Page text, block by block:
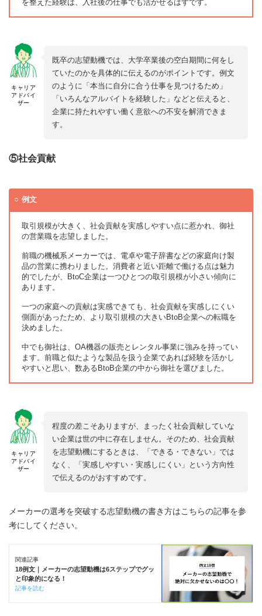
を整えた経験は、入社後の仕事でも活かせるはずです。
キャリア
アドバイ
ザー
既卒の志望動機では、大学卒業後の空白期間に何をし
ていたのかを具体的に伝えるのがポイントです。例文
のように「本当に自分に合う仕事を見つけるため」
「いろんなアルバイトを経験した」などと伝えると、
企業に持たれやすい働く意欲への不安を解消できま
す。
⑤社会貢献
例文
取引規模が大きく、社会貢献を実感しやすい点に惹かれ、御社
の営業職を志望しました。
前職の機械系メーカーでは、電卓や電子辞書などの家庭向け製
品の営業に携わりました。消費者と近い距離で働ける点は魅力
的でしたが、BtoC企業は一つひとつの取引規模が小さい傾向に
あります。
一つの家庭への貢献は実感できても、社会貢献を実感しにくい
側面があったため、より取引規模の大きいBtoB企業への転職を
決めました。
中でも御社は、OA機器の販売とレンタル事業に強みを持ってい
ます。前職と似たような製品を扱う企業であれば経験を活かし
やすいと思い、数あるBtoB企業の中から御社を選びました。
キャリア
アドバイ
ザー
程度の差こそありますが、まったく社会貢献していな
い企業は世の中に存在しません。そのため、社会貢献
を志望動機にするときは、「できる・できない」では
なく、「実感しやすい・実感しにくい」という方向性
で伝えるのがおすすめです。
メーカーの選考を突破する志望動機の書き方はこちらの記事を参
考にしてください。
関連記事
18例文｜メーカーの志望動機は6ステップでグッ
と印象的になる！
記事を読む